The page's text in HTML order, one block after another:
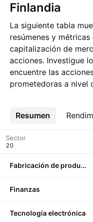
Finlandia
La siguiente tabla
resúmenes y
capitalización de
acciones. Investigue
encuentre las
prometedoras a nivel
Resumen
Más
Sector
Fabricación de productos
Finanzas
Tecnología electrónica